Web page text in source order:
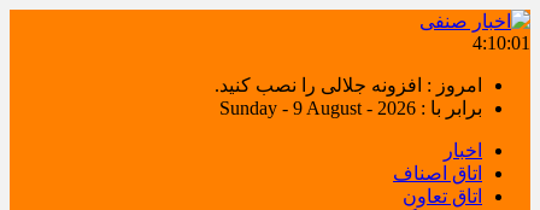
4:10:01
امروز : افزونه جلالی را نصب کنید.
برابر با : Sunday - 9 August - 2026
اخبار
اتاق اصناف
اتاق تعاون